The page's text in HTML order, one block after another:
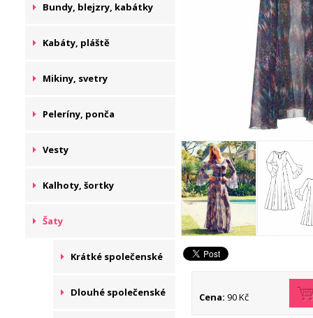
Bundy, blejzry, kabátky
Kabáty, pláště
Mikiny, svetry
Peleríny, ponča
Vesty
Kalhoty, šortky
Šaty
Krátké společenské
Dlouhé společenské Cena: 90 Kč